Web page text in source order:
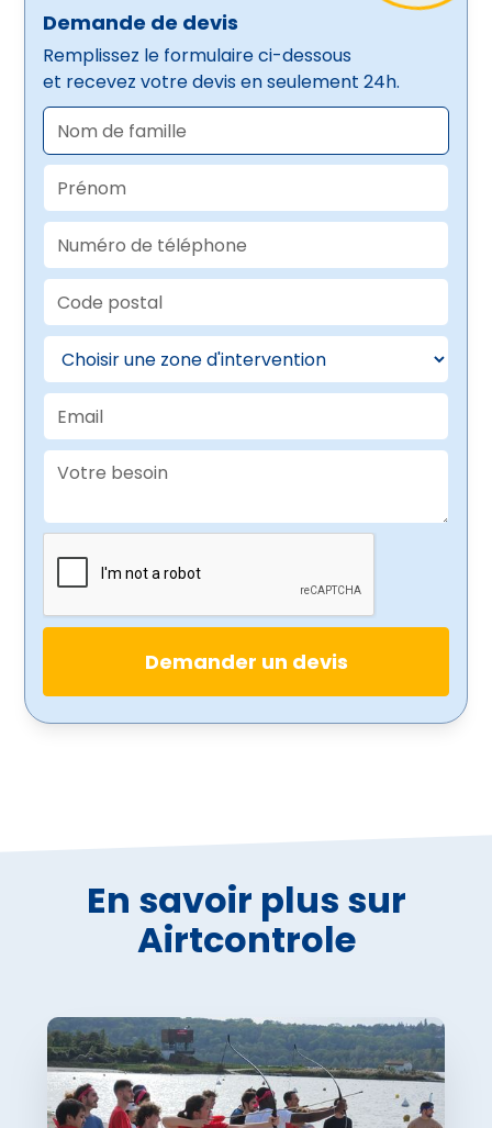
Demande de devis
Remplissez le formulaire ci-dessous
et recevez votre devis en seulement 24h.
En savoir plus sur
Airtcontrole